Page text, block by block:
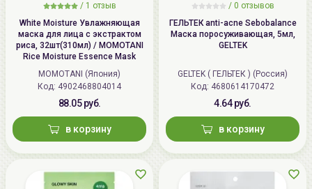
/ 1 отзыв
White Moisture Увлажняющая
маска для лица с экстрактом
риса, 32шт(310мл) / MOMOTANI
Rice Moisture Essence Mask
MOMOTANI (Япония)
Код: 4902468804014
88.05 руб.
в корзину
/ 0 отзывов
ГЕЛЬТЕК anti-acne Sebobalance
Маска поросуживающая, 5мл,
GELTEK
GELTEK ( ГЕЛЬТЕК ) (Россия)
Код: 4680614170472
4.64 руб.
в корзину